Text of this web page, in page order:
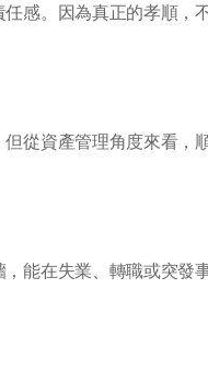
感。因為真正的孝順，
從資產管理角度來看，
能在失業、轉職或突發